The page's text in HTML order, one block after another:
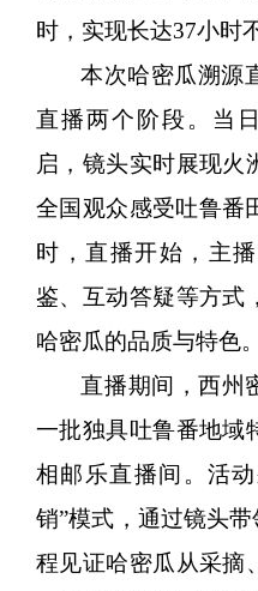
时，实现长达37小时
本次哈密瓜溯源
直播两个阶段。当日
启，镜头实时展现火
全国观众感受吐鲁番
时，直播开始，主
鉴、互动答疑等方式
哈密瓜的品质与特色。
直播期间，西州
一批独具吐鲁番地域
相邮乐直播间。活
销”模式，通过镜头
程见证哈密瓜从采摘